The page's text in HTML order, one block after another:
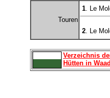
Touren
1. Le
2. Le
Verzeichnis
Hütten in